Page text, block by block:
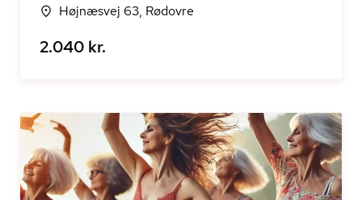
Højnæsvej 63, Rødovre
2.040 kr.